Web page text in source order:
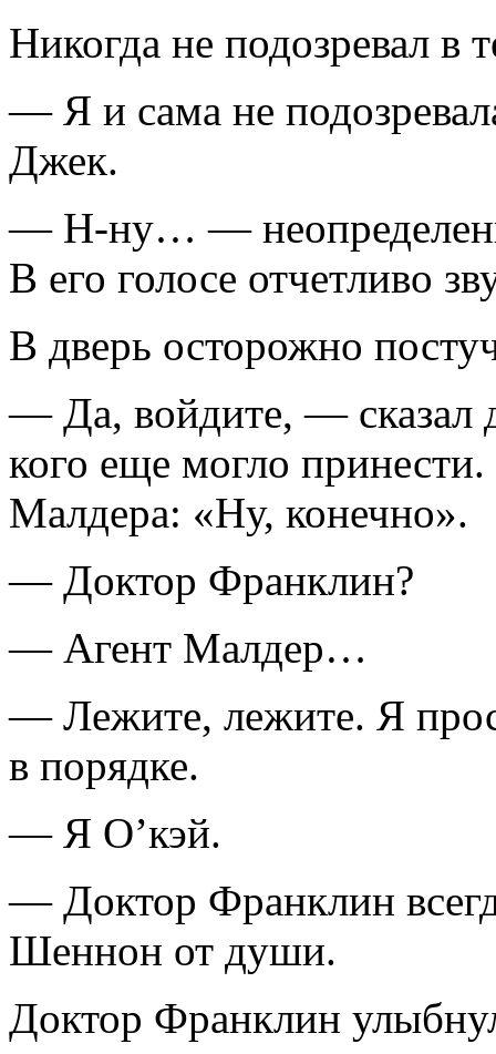
Никогда не подозревал в
— Я и сама не
Джек.
— Н-ну… —
В его голосе отчетливо
В дверь осторожно
— Да, войдите, — сказал
кого еще могло
Малдера: «Ну, конечно».
— Доктор Франклин?
— Агент Малдер…
— Лежите, лежите. Я
в порядке.
— Я О’кэй.
— Доктор Франклин
Шеннон от души.
Доктор Франклин